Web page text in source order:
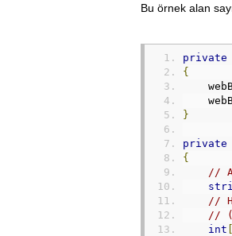
Bu örnek alan
private
{
}
private
{
//
//
//
int